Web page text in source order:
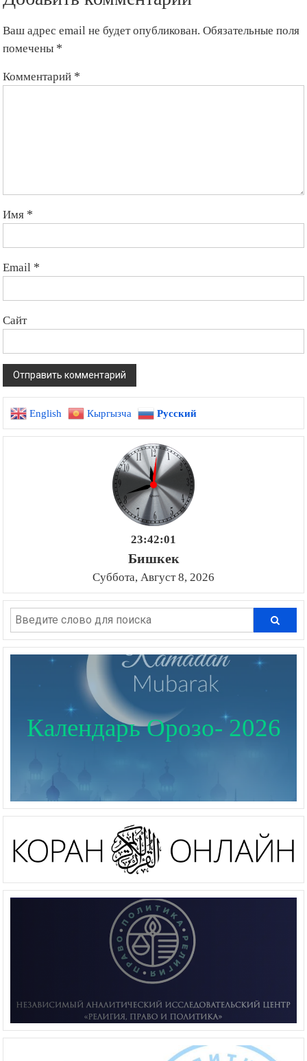
Ваш адрес email не будет опубликован. Обязательные поля
помечены *
Комментарий *
Имя *
Email *
Сайт
English Кыргызча Русский
23:42:03
Бишкек
Суббота, Август 8, 2026
Календарь Орозо- 2026